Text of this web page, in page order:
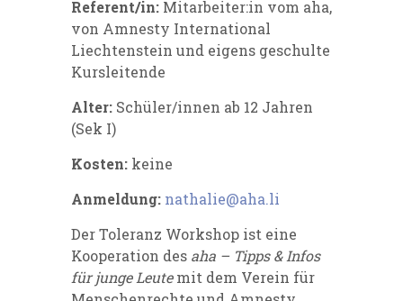
Referent/in: Mitarbeiter:in vom aha,
von Amnesty International
Liechtenstein und eigens geschulte
Kursleitende
Alter: Schüler/innen ab 12 Jahren
(Sek I)
Kosten: keine
Anmeldung: nathalie@aha.li
Der Toleranz Workshop ist eine
Kooperation des aha – Tipps & Infos
für junge Leutemit dem Verein für